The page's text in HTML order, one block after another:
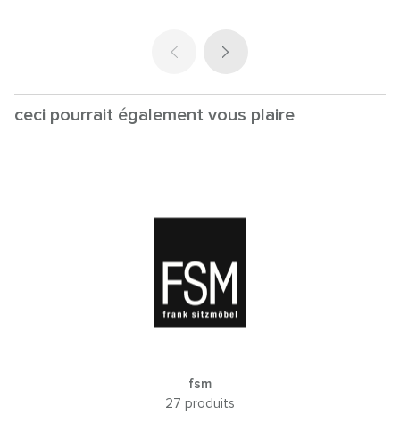
ceci pourrait également vous plaire
fsm
27 produits